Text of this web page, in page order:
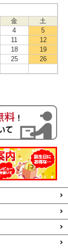
金
土
4
5
11
12
18
19
25
26